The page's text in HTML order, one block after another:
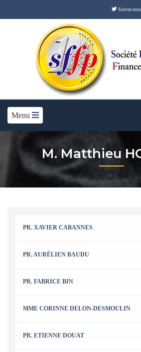
Suivez-
Menu
M. Matthieu
PR. XAVIER CABANNES
PR. AURÉLIEN BAUDU
PR. FABRICE BIN
MME CORINNE DELON-DESMOULIN
PR. ETIENNE DOUAT